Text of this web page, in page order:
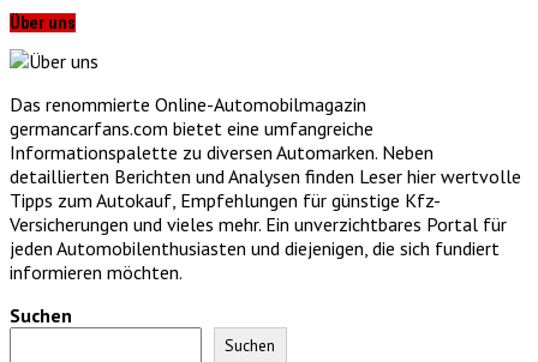
Über uns
Das renommierte Online-Automobilmagazin
germancarfans.com bietet eine umfangreiche
Informationspalette zu diversen Automarken. Neben
detaillierten Berichten und Analysen finden Leser hier wertvolle
Tipps zum Autokauf, Empfehlungen für günstige Kfz-
Versicherungen und vieles mehr. Ein unverzichtbares Portal für
jeden Automobilenthusiasten und diejenigen, die sich fundiert
informieren möchten.
Suchen
Suchen